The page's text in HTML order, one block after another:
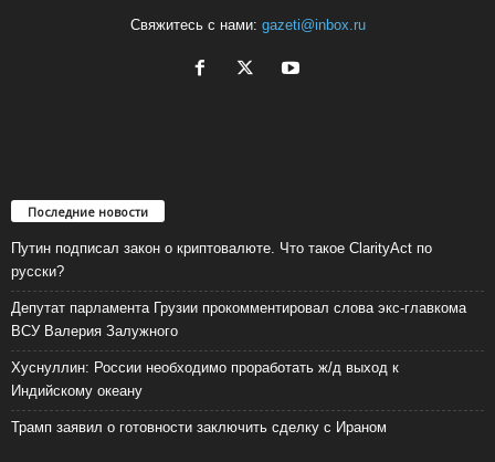
Свяжитесь с нами: gazeti@inbox.ru
Последние новости
Путин подписал закон о криптовалюте. Что такое ClarityAct по
русски?
Депутат парламента Грузии прокомментировал слова экс-главкома
ВСУ Валерия Залужного
Хуснуллин: России необходимо проработать ж/д выход к
Индийскому океану
Трамп заявил о готовности заключить сделку с Ираном